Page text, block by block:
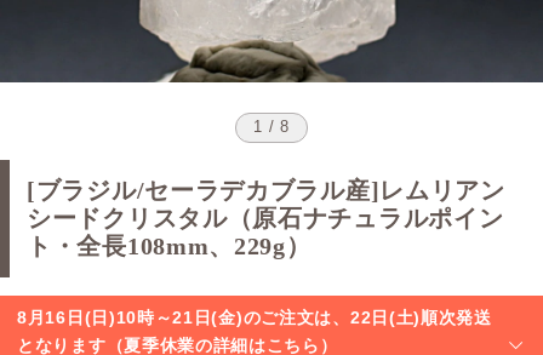
1 / 8
[ブラジル/セーラデカブラル産]レムリアン
シードクリスタル（原石ナチュラルポイン
ト・全長108mm、229g）
8月16日(日)10時～21日(金)のご注文は、22日(土)順次発送
となります（夏季休業の詳細はこちら）